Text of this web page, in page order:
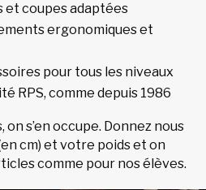
et coupes adaptées
ergonomiques et
pour tous les niveaux
RPS, comme depuis 1986
s’en occupe. Donnez nous
cm) et votre poids et on
comme pour nos élèves.